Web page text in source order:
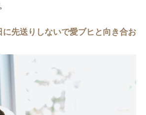
に先送りしないで愛ブヒと向き合お